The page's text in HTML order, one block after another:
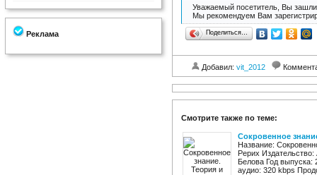
Реклама
Уважаемый посетитель, Вы зашли
Мы рекомендуем Вам
Поделиться…
Добавил: vit_2012
Смотрите также по теме:
Сокровенное
Название:
Рерих
Белова Год выпуска:
аудио: 320 kbps